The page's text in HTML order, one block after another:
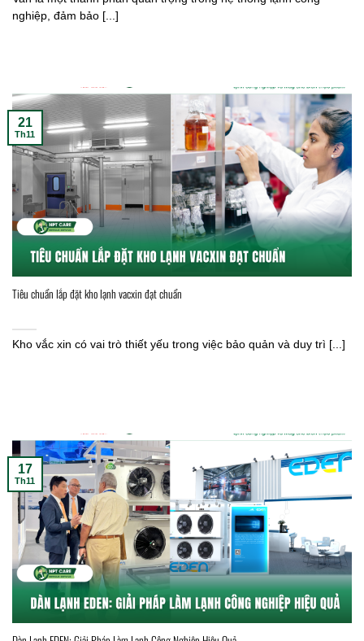
nghiệp, đảm bảo [...]
Tiêu chuẩn lắp đặt kho lạnh vacxin đạt chuẩn
Kho vắc xin có vai trò thiết yếu trong việc bảo quản và duy trì [...]
21
Th11
17
Th11